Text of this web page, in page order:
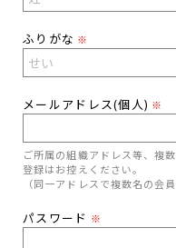
ふりがな ※
メールアドレス(個人) ※
ご所属の組織アドレス等、複
登録はお控えください。
（同一アドレスで複数名の会
パスワード ※